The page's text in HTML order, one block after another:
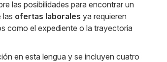
las posibilidades para encontrar un
las ofertas laborales ya requieren
como el expediente o la trayectoria
en esta lengua y se incluyen cuatro